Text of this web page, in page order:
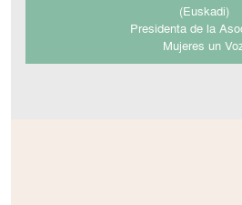
(Euskadi)
Presidenta de la
Mujeres un